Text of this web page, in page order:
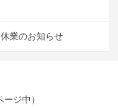
業のお知らせ
ジ中）